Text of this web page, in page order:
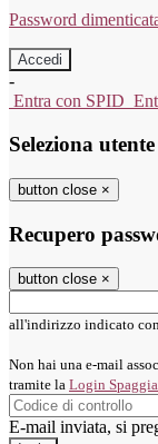
Password
-
Entra con SPID
Seleziona utente
button close ×
Recupero
button close ×
all'indirizzo indicato
Non hai una e-mail
tramite la Login
E-mail inviata, si